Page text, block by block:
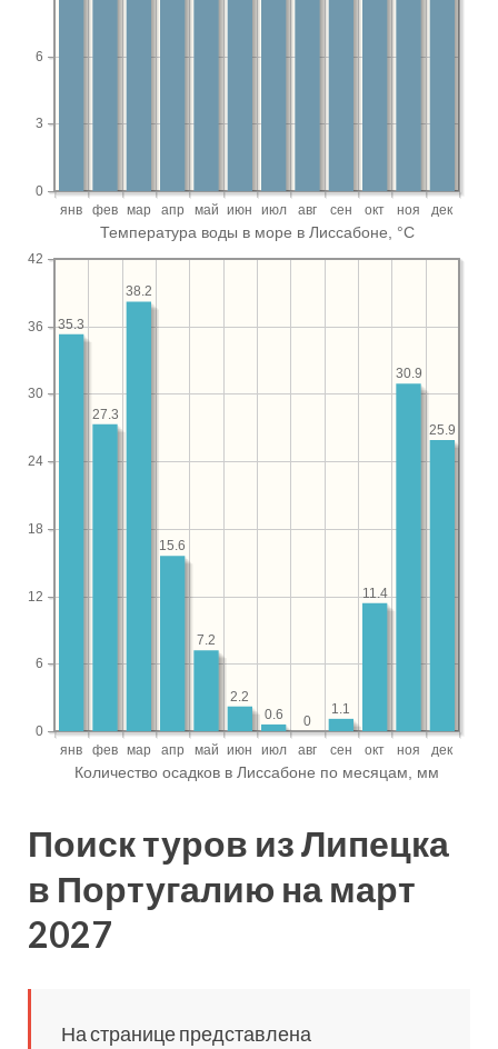
Поиск туров из Липецка
в Португалию на март
2027
На странице представлена